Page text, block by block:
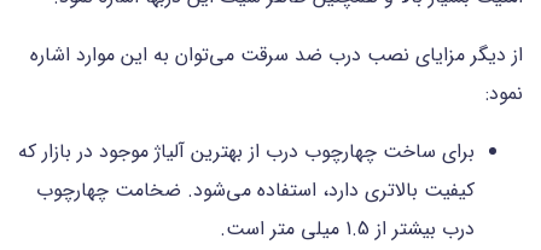
از دیگر مزایای نصب درب ضد سرقت می‌توان به این موارد اشاره
نمود:
برای ساخت چهارچوب درب از بهترین آلیاژ موجود در بازار که
کیفیت بالاتری دارد، استفاده می‌شود. ضخامت چهارچوب
درب بیشتر از 1.5 میلی متر است.